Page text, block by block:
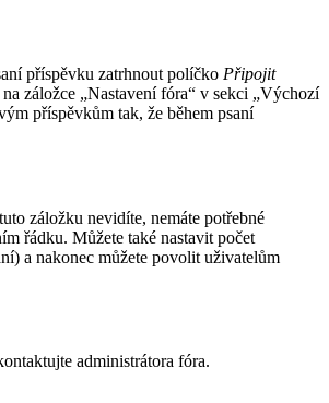
příspěvku zatrhnout políčko Připojit
záložce „Nastavení fóra“ v sekci „Výchozí
příspěvkům tak, že během psaní
záložku nevidíte, nemáte potřebné
řádku. Můžete také nastavit počet
a nakonec můžete povolit uživatelům
administrátora fóra.